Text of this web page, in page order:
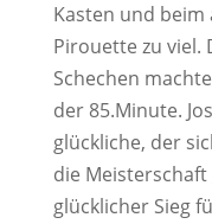
Kasten und beim
Pirouette zu viel.
Schechen
der 85.Minute.
glückliche, der
die
glücklicher Sieg